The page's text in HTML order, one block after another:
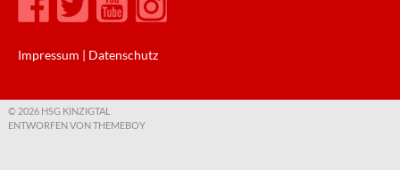
Impressum | Datenschutz
© 2026 HSG KINZIGTAL
ENTWORFEN VON THEMEBOY